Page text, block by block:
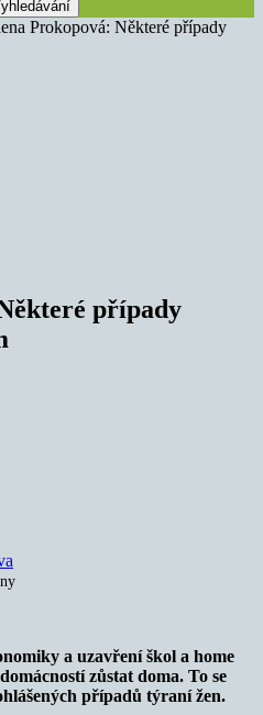
Prokopová: Některé případy
případy
a uzavření škol a home
zůstat doma. To se
případů týraní žen.